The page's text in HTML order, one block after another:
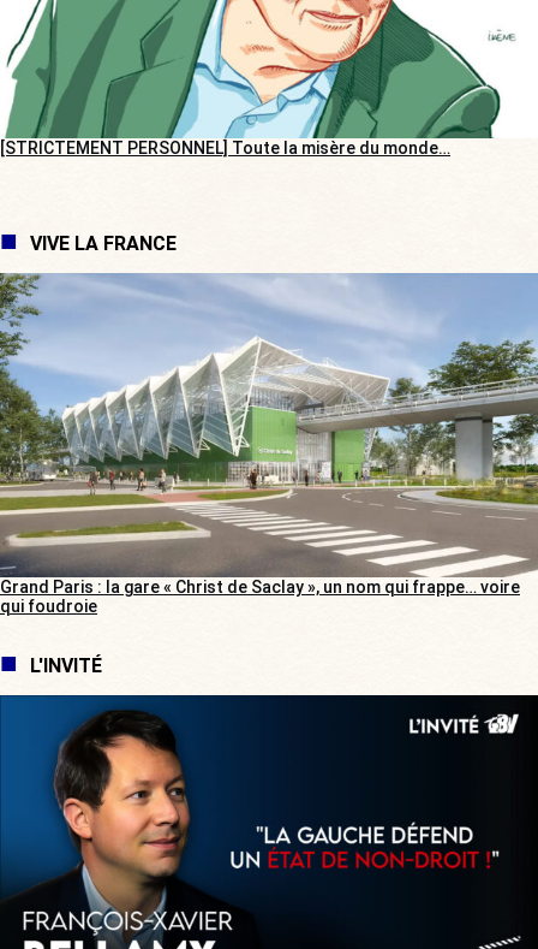
[STRICTEMENT PERSONNEL] Toute la misère du monde…
VIVE LA FRANCE
Grand Paris : la gare « Christ de Saclay », un nom qui frappe… voire
qui foudroie
L'INVITÉ